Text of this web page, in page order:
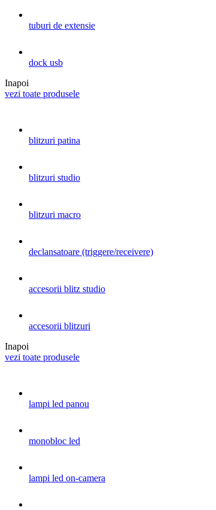
tuburi de extensie
dock usb
Inapoi
vezi toate produsele
blitzuri patina
blitzuri studio
blitzuri macro
declansatoare (triggere/receivere)
accesorii blitz studio
accesorii blitzuri
Inapoi
vezi toate produsele
lampi led panou
monobloc led
lampi led on-camera